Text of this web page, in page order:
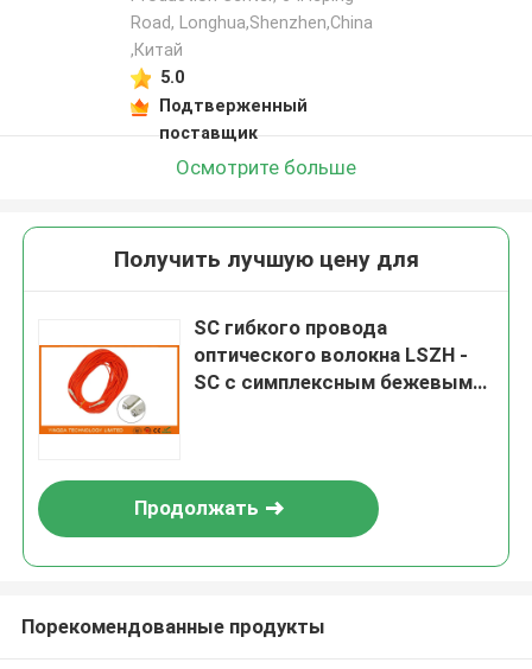
Road, Longhua,Shenzhen,China
,Китай
5.0
Подтверженный
поставщик
Осмотрите больше
Получить лучшую цену для
SC гибкого провода
оптического волокна LSZH -
SC с симплексным бежевым
Продолжать
Порекомендованные продукты